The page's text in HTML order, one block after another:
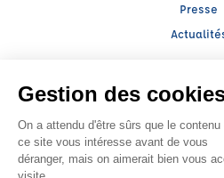
Presse
Raison sociale : ALIX
SIREN: 422490904 - Numéro de TVA
Agrément